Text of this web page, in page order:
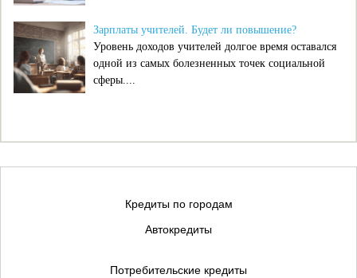
Зарплаты учителей. Будет ли повышение?
Уровень доходов учителей долгое время оставался
одной из самых болезненных точек социальной
сферы....
Кредиты по городам
Автокредиты
Потребительские кредиты